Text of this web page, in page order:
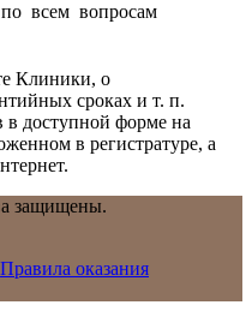
всем вопросам
Клиники, о
сроках и т. п.
в доступной форме на
в регистратуре, а
защищены.
Правила оказания